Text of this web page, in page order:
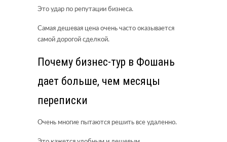
Это удар по репутации бизнеса.
Самая дешевая цена очень часто оказывается
самой дорогой сделкой.
Почему бизнес-тур в Фошань
дает больше, чем месяцы
переписки
Очень многие пытаются решить все удаленно.